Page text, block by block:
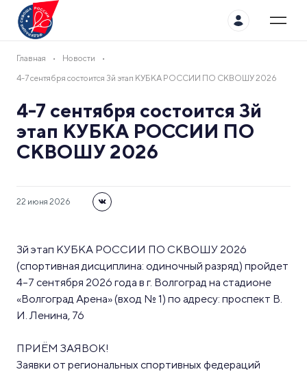
Главная
Новости
4-7 сентября состоится 3й этап КУБКА РОССИИ ПО СКВОШУ 2026
4-7 сентября состоится 3й
этап КУБКА РОССИИ ПО
СКВОШУ 2026
22 июня 2026
3й этап КУБКА РОССИИ ПО СКВОШУ 2026
(спортивная дисциплина: одиночный разряд) пройдет
4–7 сентября 2026 года в г. Волгоград на стадионе
«Волгоград Арена» (вход № 1) по адресу: проспект В.
И. Ленина, 76
ПРИЁМ ЗАЯВОК!
Заявки от региональных спортивных федераций